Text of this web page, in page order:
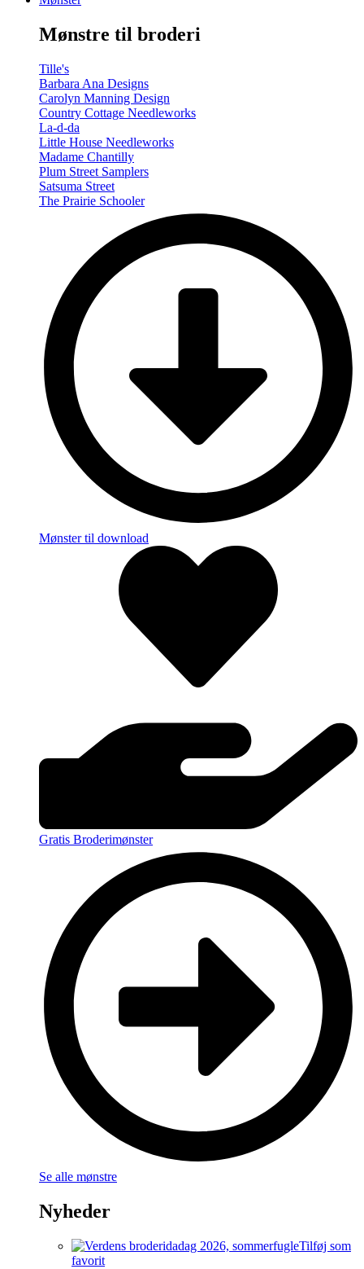
(Volume
Mønstre til broderi
Tille's
Barbara Ana Designs
Carolyn Manning Design
Country Cottage Needleworks
La-d-da
Little House Needleworks
Madame Chantilly
Plum Street Samplers
Satsuma Street
The Prairie Schooler
Mønster til download
Gratis Broderimønster
Se alle mønstre
Nyheder
Tilføj som
favorit